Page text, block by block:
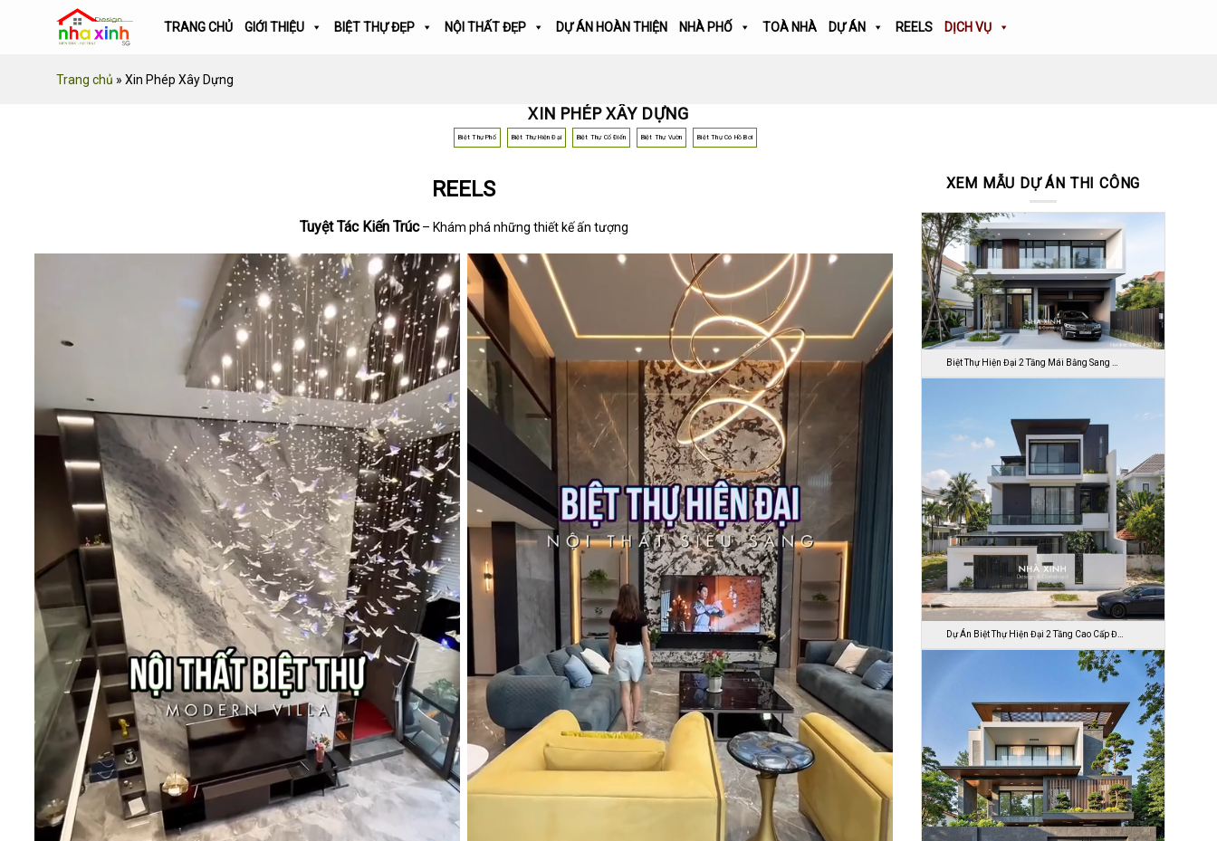
TRANG CHỦ GIỚI THIỆU BIỆT THỰ ĐẸP NỘI THẤT ĐẸP DỰ ÁN HOÀN THIỆN NHÀ PHỐ TOÀ NHÀ DỰ ÁN REELS DỊCH VỤ
Trang chủ » Xin Phép Xây Dựng
XIN PHÉP XÂY DỰNG
Biệt Thự Phố Biệt Thự Hiện Đại Biệt Thự Cổ Điển Biệt Thự Vườn Biệt Thự Có Hồ Bơi
REELS
Tuyệt Tác Kiến Trúc– Khám phá những thiết kế ấn tượng
XEM MẪU DỰ ÁN THI CÔNG
Biệt Thự Hiện Đại 2 Tầng Mái Bằng Sang …
Dự Án Biệt Thự Hiện Đại 2 Tầng Cao Cấp Đ…